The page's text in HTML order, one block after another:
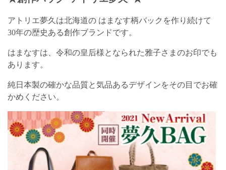
アトリエ夢久は北海道の はまなす柄バックを作り続けて
30年の歴史ある創作ブランドです。
はまなすは、令和の皇后様となられた雅子さまのお印でも
あります。
純日本製の確かな品質と気品あるデザインをその目でお確
かめください。